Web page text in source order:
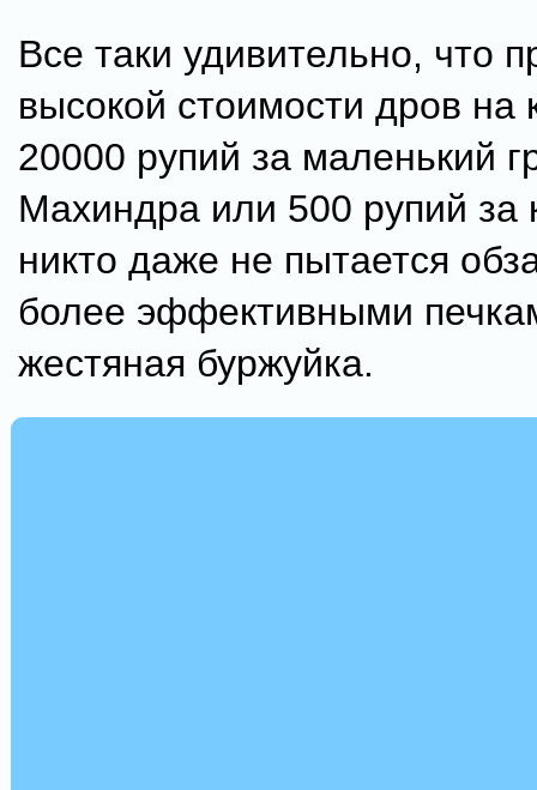
Все таки удивительно, что
высокой стоимости дров на
20000 рупий за маленький
Махиндра или 500 рупий за
никто даже не пытается
более эффективными
жестяная буржуйка.